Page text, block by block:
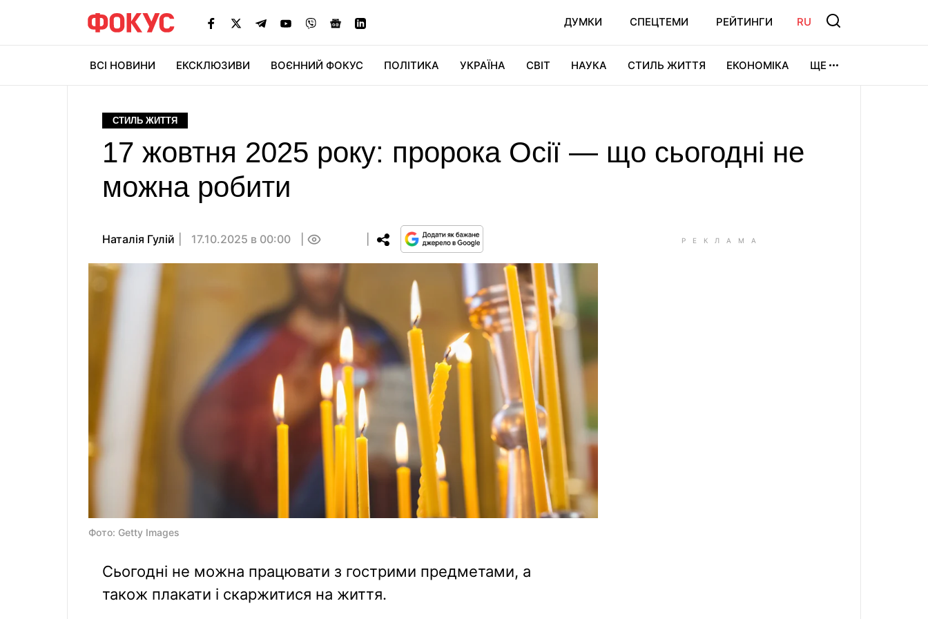
ДУМКИ СПЕЦТЕМИ РЕЙТИНГИ RU
ВСІ НОВИНИ ЕКСКЛЮЗИВИ ВОЄННИЙ ФОКУС ПОЛІТИКА УКРАЇНА СВІТ НАУКА СТИЛЬ ЖИТТЯ ЕКОНОМІКА ЩЕ
СТИЛЬ ЖИТТЯ
17 жовтня 2025 року: пророка Осії — що сьогодні не
можна робити
Наталія Гулій 17.10.2025 в 00:00
Фото: Getty Images
Сьогодні не можна працювати з гострими предметами, а
також плакати і скаржитися на життя.